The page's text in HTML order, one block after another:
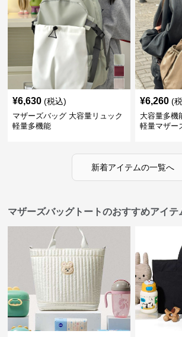
¥6,630 (税込)
マザーズバッグ 大容量リュック
軽量多機能
¥6,260 (
大容量多機
軽量マザー
新着アイテムの一覧へ
マザーズバッグトートのおすすめアイテ